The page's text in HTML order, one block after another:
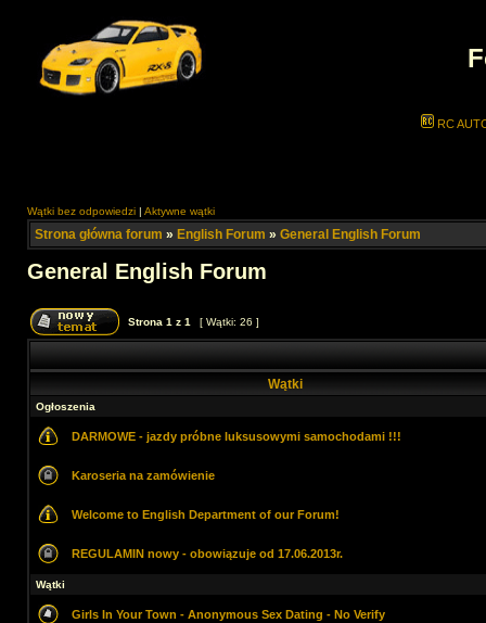
RC
Wątki bez odpowiedzi | Aktywne wątki
Strona główna forum » English Forum » General English Forum
General English Forum
Strona 1 z 1 [ Wątki: 26 ]
Wątki
Ogłoszenia
DARMOWE - jazdy próbne luksusowymi samochodami !!!
Karoseria na zamówienie
Welcome to English Department of our Forum!
REGULAMIN nowy - obowiązuje od 17.06.2013r.
Wątki
Girls In Your Town - Anonymous Sex Dating - No Verify